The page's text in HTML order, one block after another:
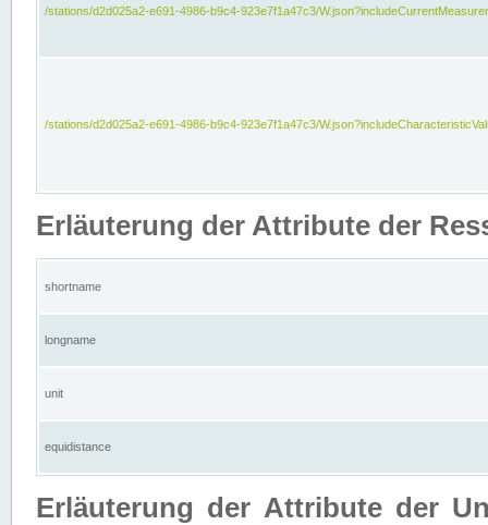
/stations/d2d025a2-e691-4986-b9c4-923e7f1a47c3/
/stations/d2d025a2-e691-4986-b9c4-923e7f1a47c3/
Erläuterung der Attribute der
shortname
longname
unit
equidistance
Erläuterung der Attribute der